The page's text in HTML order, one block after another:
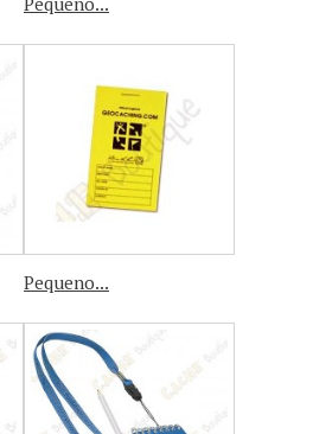
Pequeno...